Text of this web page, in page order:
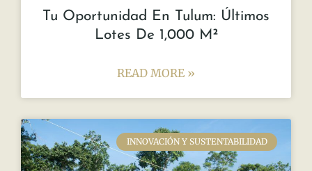
Tu Oportunidad En Tulum: Últimos
Lotes De 1,000 M²
READ MORE »
INNOVACIÓN Y SUSTENTABILIDAD